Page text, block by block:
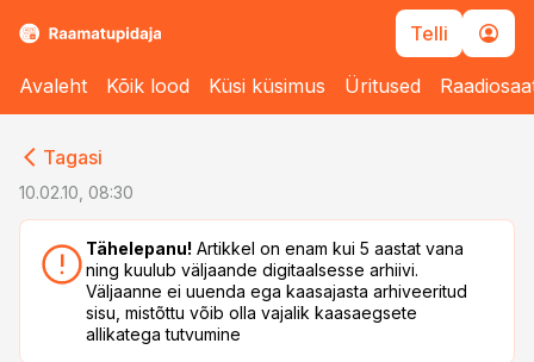
Telli
Avaleht Kõik lood Küsi küsimus Üritused
Tagasi
10.02.10, 08:30
Tähelepanu! Artikkel on enam kui 5 aastat vana
ning kuulub väljaande digitaalsesse arhiivi.
Väljaanne ei uuenda ega kaasajasta arhiveeritud
sisu, mistõttu võib olla vajalik kaasaegsete
allikatega tutvumine